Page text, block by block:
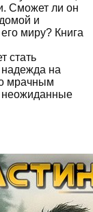
Сможет ли он
и
миру? Книга
стать
на
мрачным
неожиданные